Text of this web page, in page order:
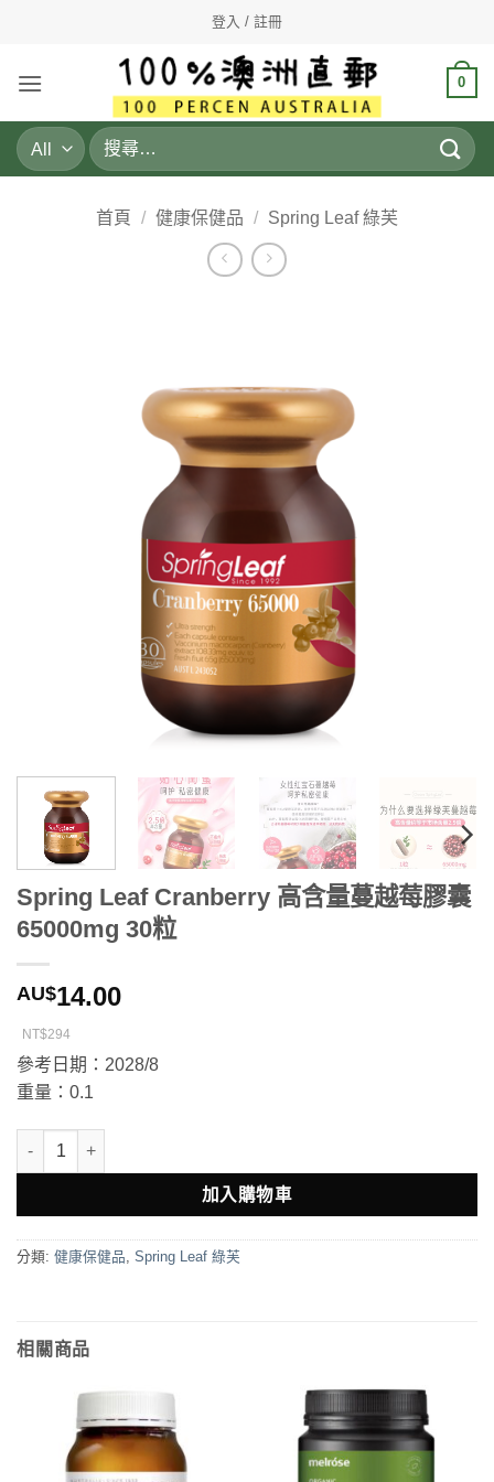
登入 / 註冊
0
搜
尋
鍵
首頁 / 健康保健品 / Spring Leaf 綠芙
Spring Leaf Cranberry 高含量蔓越莓膠囊
65000mg 30粒
AU$14.00
NT$294
參考日期：2028/8
重量：0.1
Spring Leaf Cranberry 高含量蔓越莓膠囊 65000mg 30粒 數量
加入購物車
分類: 健康保健品 Spring Leaf 綠芙
相關商品